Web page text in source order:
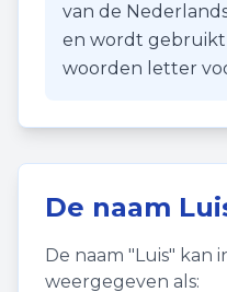
van de
en wordt gebruikt
woorden letter
De naam
De naam "Luis" kan
weergegeven als: